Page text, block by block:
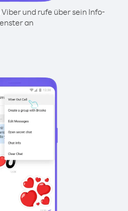
und rufe über sein Info-
an